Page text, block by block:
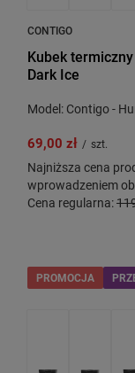
CONTIGO
Kubek
Dark Ice
Model: Contigo -
69,00 zł / szt.
Najniższa cena
wprowadzeniem
Cena regularna:
PROMOCJA